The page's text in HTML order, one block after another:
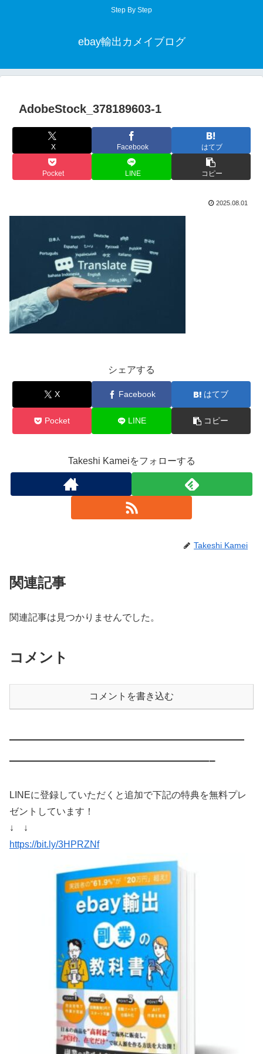
Step By Step
ebay輸出カメイブログ
AdobeStock_378189603-1
X Facebook はてブ
Pocket LINE コピー
2025.08.01
シェアする
X Facebook はてブ
Pocket LINE コピー
Takeshi Kameiをフォローする
Takeshi Kamei
関連記事
関連記事は見つかりませんでした。
コメント
コメントを書き込む
————————————————————
—————————————————–
LINEに登録していただくと追加で下記の特典を無料プレ
ゼントしています！
↓ ↓
https://bit.ly/3HPRZNf